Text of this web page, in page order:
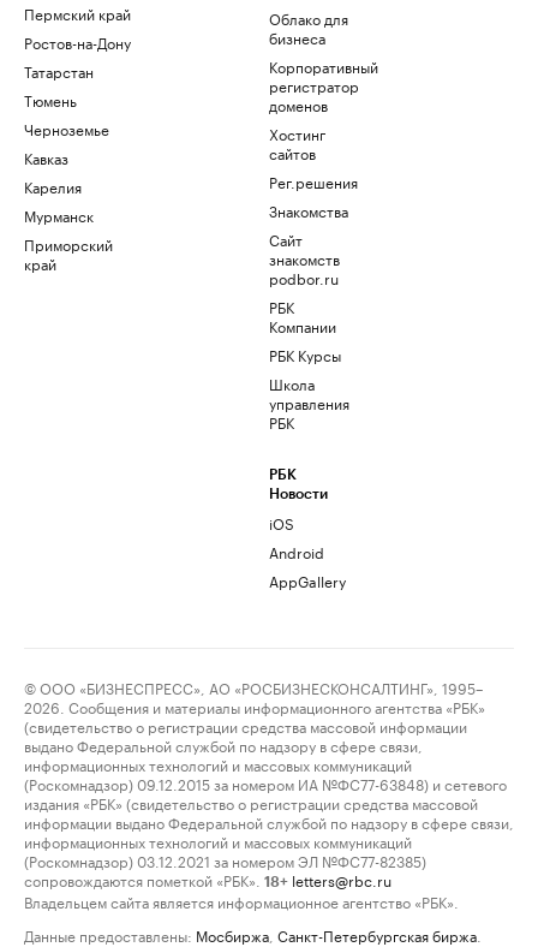
Пермский край
Ростов-на-Дону
Татарстан
Тюмень
Черноземье
Кавказ
Карелия
Мурманск
Приморский
край
Облако для
бизнеса
Корпоративный
регистратор
доменов
Хостинг
сайтов
Рег.решения
Знакомства
Сайт
знакомств
podbor.ru
РБК
Компании
РБК Курсы
Школа
управления
РБК
РБК
Новости
iOS
Android
AppGallery
© ООО «БИЗНЕСПРЕСС», АО «РОСБИЗНЕСКОНСАЛТИНГ», 1995–
2026. Сообщения и материалы информационного агентства «РБК»
(свидетельство о регистрации средства массовой информации
выдано Федеральной службой по надзору в сфере связи,
информационных технологий и массовых коммуникаций
(Роскомнадзор) 09.12.2015 за номером ИА №ФС77-63848) и сетевого
издания «РБК» (свидетельство о регистрации средства массовой
информации выдано Федеральной службой по надзору в сфере связи,
информационных технологий и массовых коммуникаций
(Роскомнадзор) 03.12.2021 за номером ЭЛ №ФС77-82385)
сопровождаются пометкой «РБК».
18+ letters@rbc.ru
Владельцем сайта является информационное агентство «РБК».
Данные предоставлены: Мосбиржа Санкт-Петербургская биржа